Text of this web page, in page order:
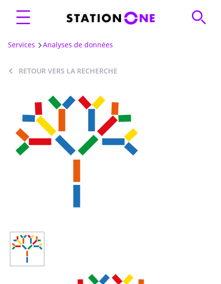
Services Analyses de données
RETOUR VERS LA RECHERCHE